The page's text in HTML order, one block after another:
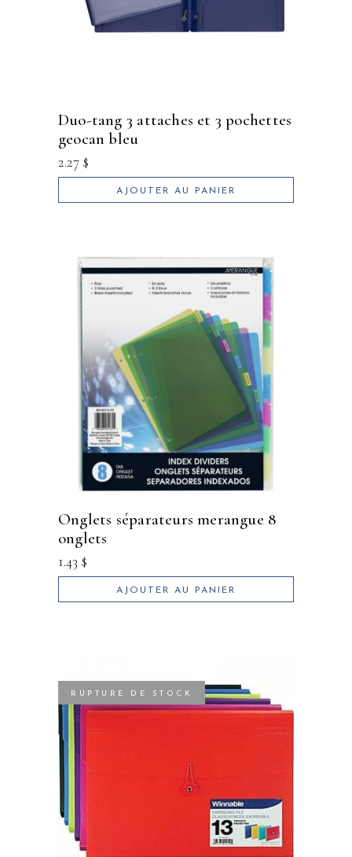
duo-tang 3 attaches et 3 pochettes
geocan bleu
2.27 $
AJOUTER AU PANIER
onglets séparateurs merangue 8
onglets
1.43 $
AJOUTER AU PANIER
RUPTURE DE STOCK